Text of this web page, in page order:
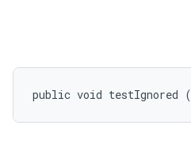
public void testIgnored (